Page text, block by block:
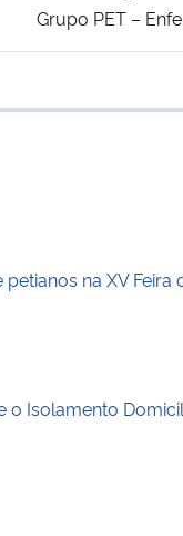
Grupo PET –
na XV Feira
o Isolamento